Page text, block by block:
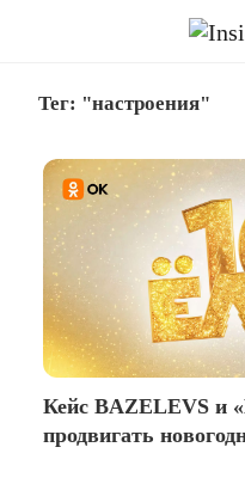
Тег: "настроения"
Кейс BAZELEVS и
продвигать